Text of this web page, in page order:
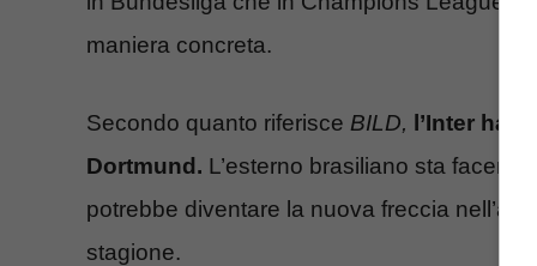
maniera concreta.
Secondo quanto riferisce BILD, l’Inter ha
Dortmund. L’esterno brasiliano sta
potrebbe diventare la nuova freccia
stagione.